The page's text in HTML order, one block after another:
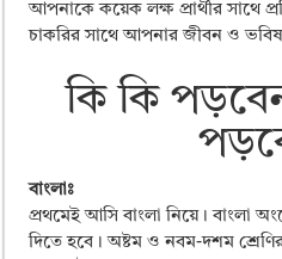
আপনাকে কয়েক লক্ষ প্রার্থীর সাথে
চাকরির সাথে আপনার জীবন ও
কি কি
বাংলাঃ
প্রথমেই আসি বাংলা নিয়ে। বাংলা
দিতে হবে। অষ্টম ও নবম-দশম